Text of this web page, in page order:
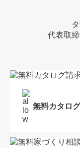
無料カタロ
代表